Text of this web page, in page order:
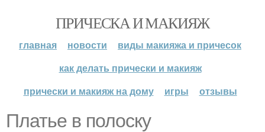
ПРИЧЕСКА И МАКИЯЖ
главная новости
виды макияжа и причесок
как делать прически и макияж
прически и макияж на дому
игры отзывы
Платье в полоску